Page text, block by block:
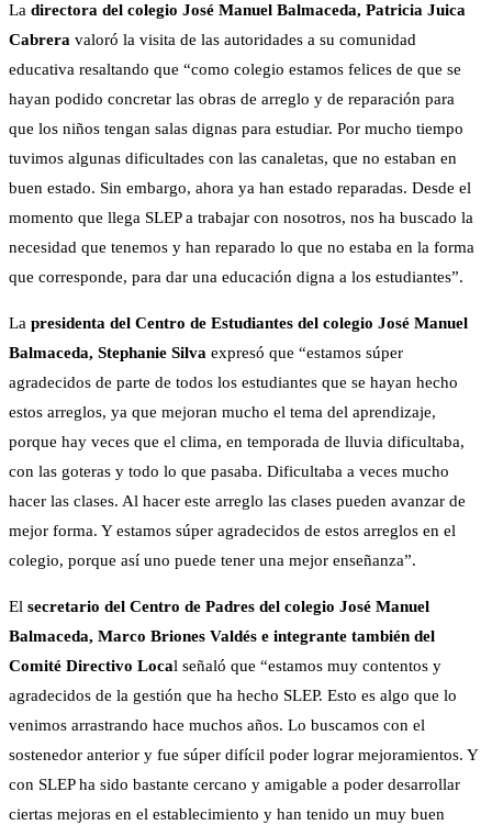
La directora del colegio José Manuel Balmaceda, Patricia Juica
Cabrera valoró la visita de las autoridades a su comunidad
educativa resaltando que “como colegio estamos felices de que se
hayan podido concretar las obras de arreglo y de reparación para
que los niños tengan salas dignas para estudiar. Por mucho tiempo
tuvimos algunas dificultades con las canaletas, que no estaban en
buen estado. Sin embargo, ahora ya han estado reparadas. Desde el
momento que llega SLEP a trabajar con nosotros, nos ha buscado la
necesidad que tenemos y han reparado lo que no estaba en la forma
que corresponde, para dar una educación digna a los estudiantes”.
La presidenta del Centro de Estudiantes del colegio José Manuel
Balmaceda, Stephanie Silva expresó que “estamos súper
agradecidos de parte de todos los estudiantes que se hayan hecho
estos arreglos, ya que mejoran mucho el tema del aprendizaje,
porque hay veces que el clima, en temporada de lluvia dificultaba,
con las goteras y todo lo que pasaba. Dificultaba a veces mucho
hacer las clases. Al hacer este arreglo las clases pueden avanzar de
mejor forma. Y estamos súper agradecidos de estos arreglos en el
colegio, porque así uno puede tener una mejor enseñanza”.
El secretario del Centro de Padres del colegio José Manuel
Balmaceda, Marco Briones Valdés e integrante también del
Comité Directivo Local señaló que “estamos muy contentos y
agradecidos de la gestión que ha hecho SLEP. Esto es algo que lo
venimos arrastrando hace muchos años. Lo buscamos con el
sostenedor anterior y fue súper difícil poder lograr mejoramientos. Y
con SLEP ha sido bastante cercano y amigable a poder desarrollar
ciertas mejoras en el establecimiento y han tenido un muy buen